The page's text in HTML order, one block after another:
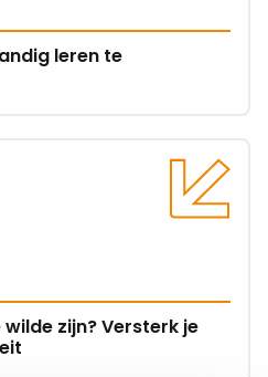
leren te
zijn? Versterk je